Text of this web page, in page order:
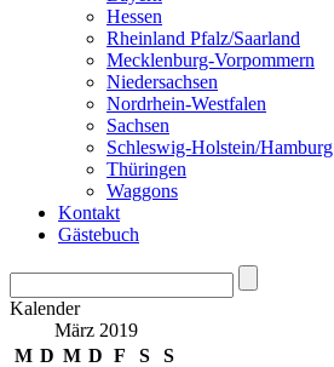
Hessen
Rheinland Pfalz/Saarland
Mecklenburg-Vorpommern
Niedersachsen
Nordrhein-Westfalen
Sachsen
Schleswig-Holstein/Hamburg
Thüringen
Waggons
Kontakt
Gästebuch
Kalender
März 2019
M D M D F S
S